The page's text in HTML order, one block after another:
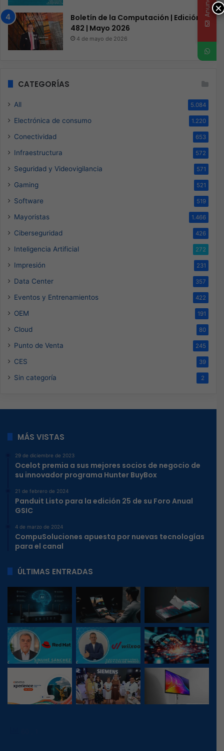
Boletín de la Computación | Edición
482 | Mayo 2026
4 de mayo de 2026
CATEGORÍAS
All 5.084
Electrónica de consumo 1.220
Conectividad 653
Infraestructura 572
Seguridad y Videovigilancia 571
Gaming 521
Software 519
Mayoristas 1.466
Ciberseguridad 426
Inteligencia Artificial 272
Impresión 231
Data Center 357
Eventos y Entrenamientos 422
OEM 191
Cloud 80
Punto de Venta 245
CES 39
Sin categoría 2
MÁS VISTAS
29 de diciembre de 2023
Ocelot premia a sus mejores socios de negocio de
su innovador programa Hunter BuyBox
21 de febrero de 2024
Panduit Listo para la edición 25 de su Foro Anual
GSIC
4 de marzo de 2024
CompuSoluciones apuesta por nuevas tecnologías
para el canal
ÚLTIMAS ENTRADAS
×